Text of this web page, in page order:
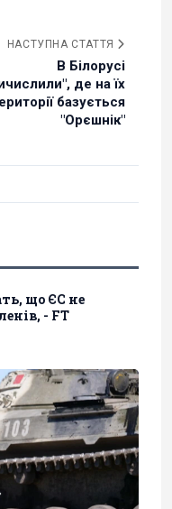
НАСТУПНА СТАТТЯ
В Білорусі
де на їх
базується
"Орєшнік"
що ЄС не
- FT